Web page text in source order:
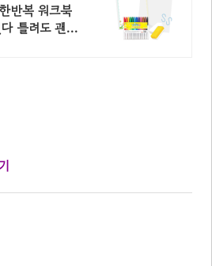
반복 워크북
틀려도 괜찮